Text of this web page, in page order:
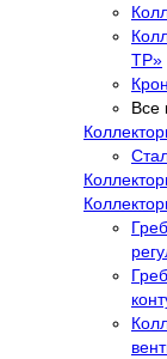
TP»
Все